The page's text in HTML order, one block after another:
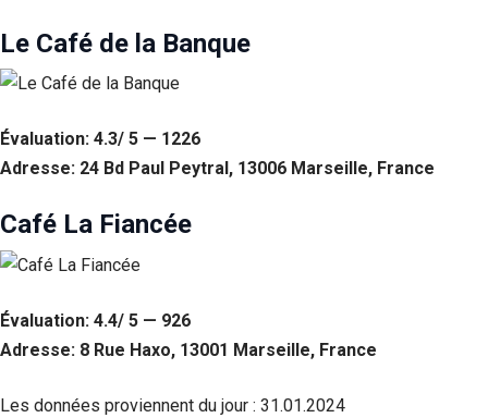
Le Café de la Banque
Évaluation: 4.3/ 5 — 1226
Adresse: 24 Bd Paul Peytral, 13006 Marseille, France
Café La Fiancée
Évaluation: 4.4/ 5 — 926
Adresse: 8 Rue Haxo, 13001 Marseille, France
Les données proviennent du jour : 31.01.2024